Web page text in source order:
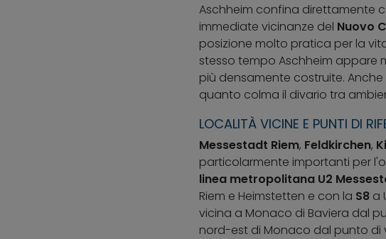
Aschheim confina direttamente
immediate vicinanze del Nuovo
posizione molto pratica per la
stesso tempo Aschheim appare
più densamente costruite. Anche
quanto colma il divario tra
LOCALITÀ VICINE E PUNTI DI
Messestadt Riem, Feldkirchen,
particolarmente importanti per
linea metropolitana U2
Riem e Heimstetten e con la S8 a
vicina a Monaco di Baviera dal
nord-est di Monaco dal punto di